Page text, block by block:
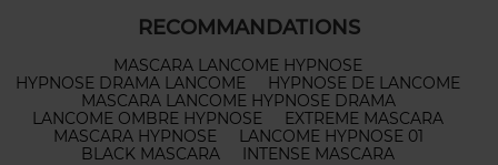
RECOMMANDATIONS
MASCARA LANCOME HYPNOSE
HYPNOSE DRAMA LANCOME
HYPNOSE DE LANCOME
MASCARA LANCOME HYPNOSE DRAMA
LANCOME OMBRE HYPNOSE
EXTREME MASCARA
MASCARA HYPNOSE
LANCOME HYPNOSE 01
BLACK MASCARA
INTENSE MASCARA